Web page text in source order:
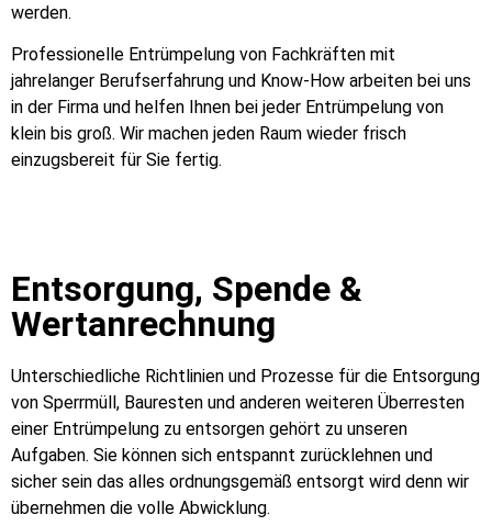
werden.
Professionelle Entrümpelung von Fachkräften mit
jahrelanger Berufserfahrung und Know-How arbeiten bei uns
in der Firma und helfen Ihnen bei jeder Entrümpelung von
klein bis groß. Wir machen jeden Raum wieder frisch
einzugsbereit für Sie fertig.
Entsorgung, Spende &
Wertanrechnung
Unterschiedliche Richtlinien und Prozesse für die Entsorgung
von Sperrmüll, Bauresten und anderen weiteren Überresten
einer Entrümpelung zu entsorgen gehört zu unseren
Aufgaben. Sie können sich entspannt zurücklehnen und
sicher sein das alles ordnungsgemäß entsorgt wird denn wir
übernehmen die volle Abwicklung.